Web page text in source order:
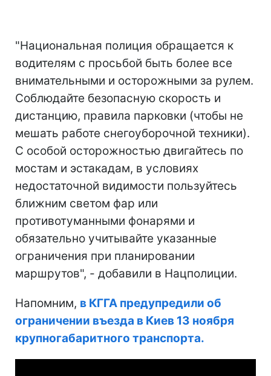
"Национальная полиция обращается к
водителям с просьбой быть более все
внимательными и осторожными за рулем.
Соблюдайте безопасную скорость и
дистанцию, правила парковки (чтобы не
мешать работе снегоуборочной техники).
С особой осторожностью двигайтесь по
мостам и эстакадам, в условиях
недостаточной видимости пользуйтесь
ближним светом фар или
противотуманными фонарями и
обязательно учитывайте указанные
ограничения при планировании
маршрутов", - добавили в Нацполиции.
Напомним, в КГГА предупредили об
ограничении въезда в Киев 13 ноября
крупногабаритного транспорта.